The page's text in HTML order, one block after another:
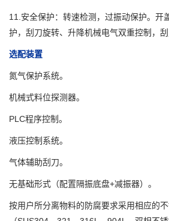
11.安全保护：转速检测，过振动保护。开
护，刮刀旋转、升降机械电气双重控制，刮
选配装置
氮气保护系统。
机械式料位探测器。
PLC程序控制。
液压控制系统。
气体辅助刮刀。
无基础形式（配置隔振底盘+减振器）。
按用户所分离物料的防腐要求采用相应的